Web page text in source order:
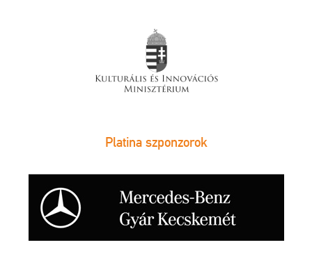
Platina szponzorok